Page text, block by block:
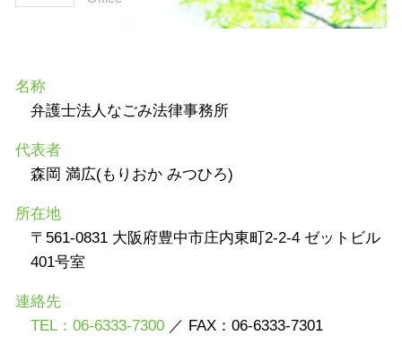
名称
弁護士法人なごみ法律事務所
代表者
森岡 満広(もりおか みつひろ)
所在地
〒561-0831 大阪府豊中市庄内東町2-2-4 ゼットビル
401号室
連絡先
TEL：06-6333-7300 ／ FAX：06-6333-7301